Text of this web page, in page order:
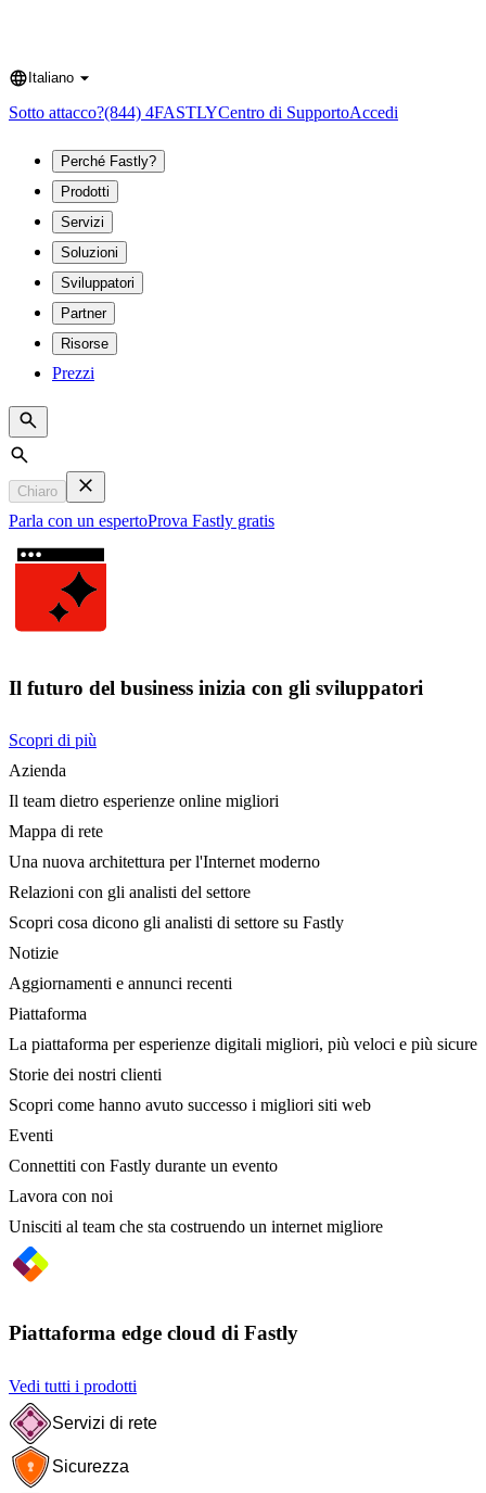
Language
Italiano
Sotto attacco?(844) 4FASTLYCentro di SupportoAccedi
Perché Fastly?
Prodotti
Servizi
Soluzioni
Sviluppatori
Partner
Risorse
Prezzi
Search
Chiaro
Parla con un espertoProva Fastly gratis
Il futuro del business inizia con gli sviluppatori
Scopri di più
Azienda
Il team dietro esperienze online migliori
Mappa di rete
Una nuova architettura per l'Internet moderno
Relazioni con gli analisti del settore
Scopri cosa dicono gli analisti di settore su Fastly
Notizie
Aggiornamenti e annunci recenti
Piattaforma
La piattaforma per esperienze digitali migliori, più veloci e più sicure
Storie dei nostri clienti
Scopri come hanno avuto successo i migliori siti web
Eventi
Connettiti con Fastly durante un evento
Lavora con noi
Unisciti al team che sta costruendo un internet migliore
Piattaforma edge cloud di Fastly
Vedi tutti i prodotti
Servizi di rete
Sicurezza